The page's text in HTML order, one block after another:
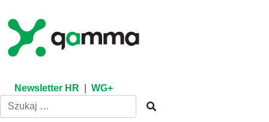
content
Newsletter HR WG+